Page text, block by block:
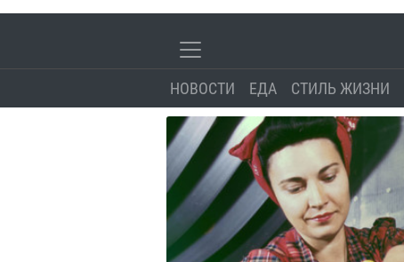
НОВОСТИ ЕДА СТИЛЬ ЖИЗНИ